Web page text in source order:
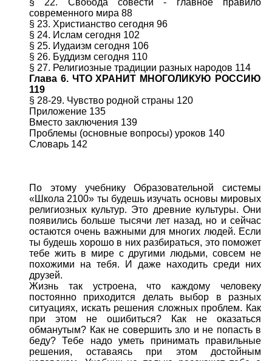
§ 22. Свобода совести - главное правило
современного мира 88
§ 23. Христианство сегодня 96
§ 24. Ислам сегодня 102
§ 25. Иудаизм сегодня 106
§ 26. Буддизм сегодня 110
§ 27. Религиозные традиции разных народов 114
Глава 6. ЧТО ХРАНИТ МНОГОЛИКУЮ РОССИЮ
119
§ 28-29. Чувство родной страны 120
Приложение 135
Вместо заключения 139
Проблемы (основные вопросы) уроков 140
Словарь 142
По этому учебнику Образовательной системы
«Школа 2100» ты будешь изучать основы мировых
религиозных культур. Это древние культуры. Они
появились больше тысячи лет назад, но и сейчас
остаются очень важными для многих людей. Если
ты будешь хорошо в них разбираться, это поможет
тебе жить в мире с другими людьми, совсем не
похожими на тебя. И даже находить среди них
друзей.
Жизнь так устроена, что каждому человеку
постоянно приходится делать выбор в разных
ситуациях, искать решения сложных проблем. Как
при этом не ошибиться? Как не оказаться
обманутым? Как не совершить зло и не попасть в
беду? Тебе надо уметь принимать правильные
решения, оставаясь при этом достойным